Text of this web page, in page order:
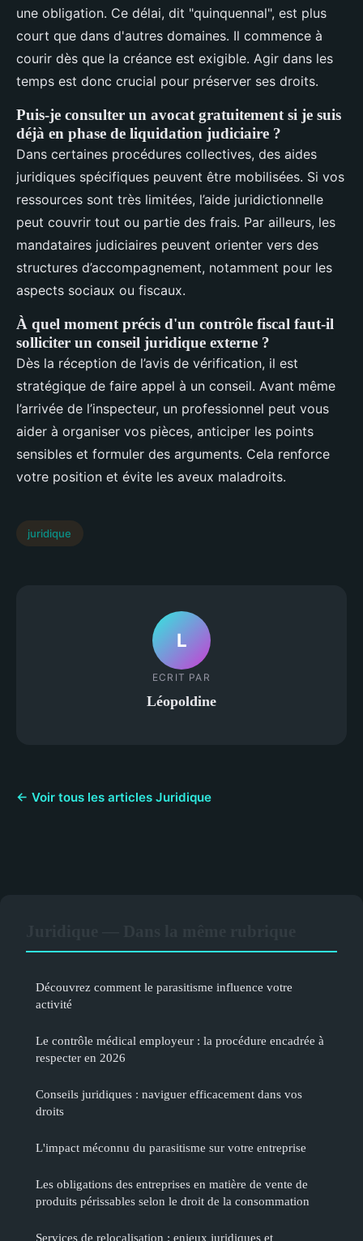
une obligation. Ce délai, dit "quinquennal", est plus
court que dans d'autres domaines. Il commence à
courir dès que la créance est exigible. Agir dans les
temps est donc crucial pour préserver ses droits.
Puis-je consulter un avocat gratuitement si je suis
déjà en phase de liquidation judiciaire ?
Dans certaines procédures collectives, des aides
juridiques spécifiques peuvent être mobilisées. Si vos
ressources sont très limitées, l’aide juridictionnelle
peut couvrir tout ou partie des frais. Par ailleurs, les
mandataires judiciaires peuvent orienter vers des
structures d’accompagnement, notamment pour les
aspects sociaux ou fiscaux.
À quel moment précis d'un contrôle fiscal faut-il
solliciter un conseil juridique externe ?
Dès la réception de l’avis de vérification, il est
stratégique de faire appel à un conseil. Avant même
l’arrivée de l’inspecteur, un professionnel peut vous
aider à organiser vos pièces, anticiper les points
sensibles et formuler des arguments. Cela renforce
votre position et évite les aveux maladroits.
juridique
L
ECRIT PAR
Léopoldine
← Voir tous les articles Juridique
Découvrez comment le parasitisme influence votre
activité
Le contrôle médical employeur : la procédure encadrée à
respecter en 2026
Conseils juridiques : naviguer efficacement dans vos
droits
L'impact méconnu du parasitisme sur votre entreprise
Les obligations des entreprises en matière de vente de
produits périssables selon le droit de la consommation
Services de relocalisation : enjeux juridiques et